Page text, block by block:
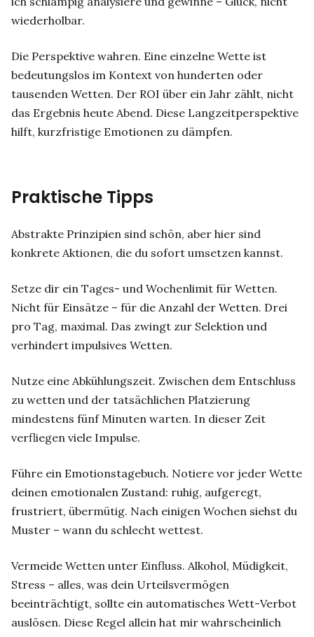
wiederholbar.
Die Perspektive wahren. Eine einzelne Wette ist
bedeutungslos im Kontext von hunderten oder
tausenden Wetten. Der ROI über ein Jahr zählt, nicht
das Ergebnis heute Abend. Diese Langzeitperspektive
hilft, kurzfristige Emotionen zu dämpfen.
Praktische Tipps
Abstrakte Prinzipien sind schön, aber hier sind
konkrete Aktionen, die du sofort umsetzen kannst.
Setze dir ein Tages- und Wochenlimit für Wetten.
Nicht für Einsätze – für die Anzahl der Wetten. Drei
pro Tag, maximal. Das zwingt zur Selektion und
verhindert impulsives Wetten.
Nutze eine Abkühlungszeit. Zwischen dem Entschluss
zu wetten und der tatsächlichen Platzierung
mindestens fünf Minuten warten. In dieser Zeit
verfliegen viele Impulse.
Führe ein Emotionstagebuch. Notiere vor jeder Wette
deinen emotionalen Zustand: ruhig, aufgeregt,
frustriert, übermütig. Nach einigen Wochen siehst du
Muster – wann du schlecht wettest.
Vermeide Wetten unter Einfluss. Alkohol, Müdigkeit,
Stress – alles, was dein Urteilsvermögen
beeinträchtigt, sollte ein automatisches Wett-Verbot
auslösen. Diese Regel allein hat mir wahrscheinlich